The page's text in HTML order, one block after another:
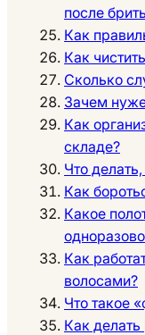
после
Как
Как
Сколько
Зачем
Как
складе?
Что
Как
Какое
Как
волосами?
Что такое
Как